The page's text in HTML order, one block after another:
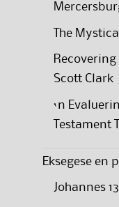
The
Recovering
Scott Clark
‘n
Testament
Eksegese en
Johannes